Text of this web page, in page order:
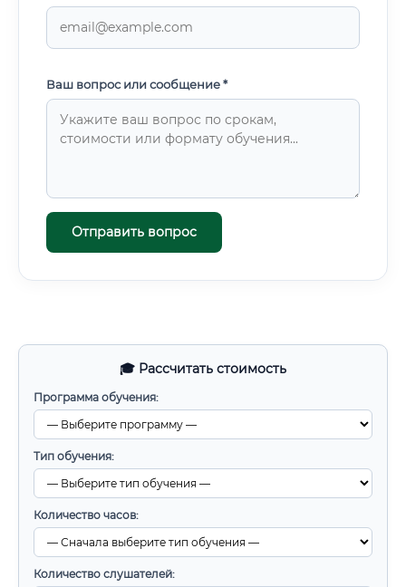
🎓 Рассчитать стоимость
Программа обучения:
Тип обучения:
Количество часов:
Количество слушателей:
Ваш вопрос или сообщение *
Отправить вопрос